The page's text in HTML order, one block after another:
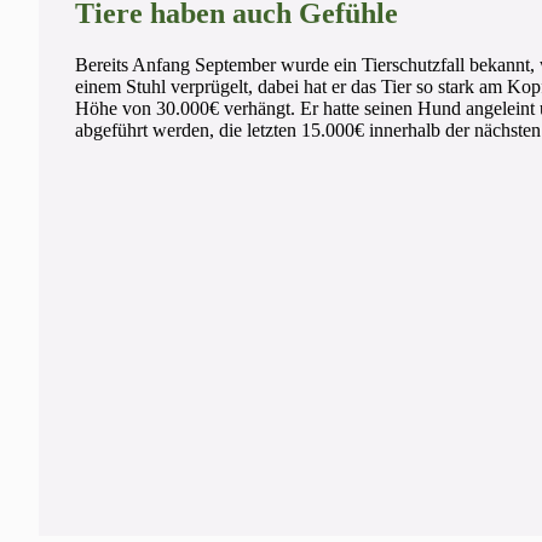
Tiere haben auch Gefühle
Bereits Anfang September wurde ein Tierschutzfall
einem Stuhl verprügelt, dabei hat er das Tier so stark am
Höhe von 30.000€ verhängt. Er hatte seinen Hund
abgeführt werden, die letzten 15.000€ innerhalb der